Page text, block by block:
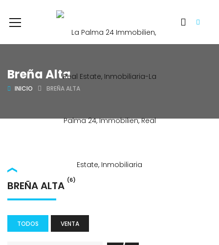
Breña Alta
INICIO BREÑA ALTA
BREÑA ALTA (6)
TODOS VENTA